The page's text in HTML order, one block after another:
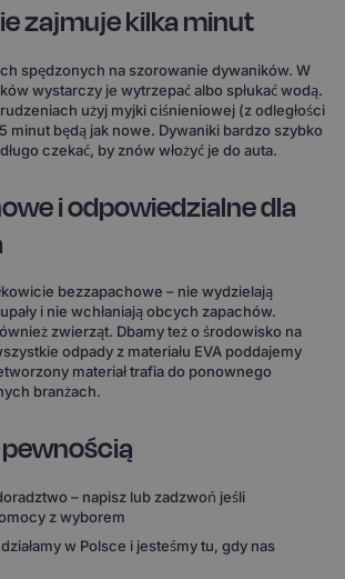
zajmuje kilka minut
spędzonych na szorowanie dywaników. W
wystarczy je wytrzepać albo spłukać wodą.
użyj myjki ciśnieniowej (z odległości
minut będą jak nowe. Dywaniki bardzo szybko
czekać, by znów włożyć je do auta.
i odpowiedzialne dla
bezzapachowe – nie wydzielają
i nie wchłaniają obcych zapachów.
zwierząt. Dbamy też o środowisko na
odpady z materiału EVA poddajemy
materiał trafia do ponownego
branżach.
– napisz lub zadzwoń jeśli
z wyborem
w Polsce i jesteśmy tu, gdy nas